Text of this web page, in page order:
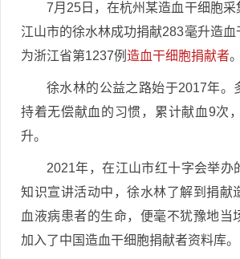
7月25日，在杭州某造血干细胞采
江山市的徐水林成功捐献283毫升造
为浙江省第1237例 造血干细胞捐献者。
徐水林的公益之路始于2017年。
持着无偿献血的习惯，累计献血9次
升。
2021年，在江山市红十字会举办
知识宣讲活动中，徐水林了解到捐献
血液病患者的生命，便毫不犹豫地当
加入了中国造血干细胞捐献者资料库。